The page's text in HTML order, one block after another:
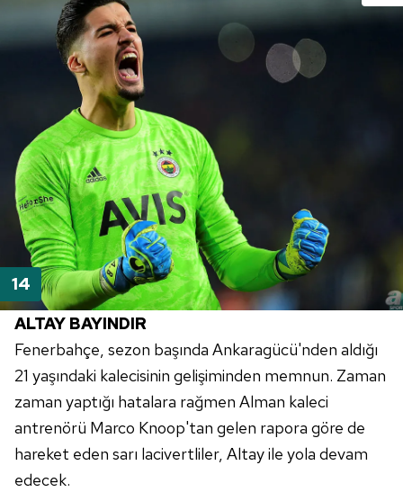
ALTAY BAYINDIR
Fenerbahçe, sezon başında Ankaragücü'nden aldığı
21 yaşındaki kalecisinin gelişiminden memnun. Zaman
zaman yaptığı hatalara rağmen Alman kaleci
antrenörü Marco Knoop'tan gelen rapora göre de
hareket eden sarı lacivertliler, Altay ile yola devam
edecek.